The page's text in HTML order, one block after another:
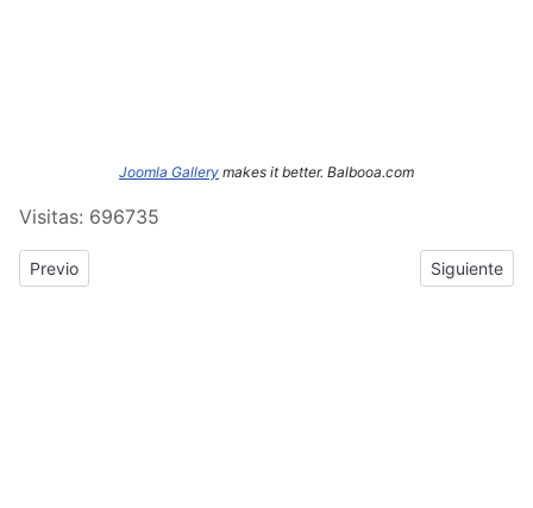
Joomla Gallery makes it better. Balbooa.com
Visitas: 696735
Previous article: ERASMUS+: Crónica del tercer y cuarto día de
Previo Next article:
Siguiente